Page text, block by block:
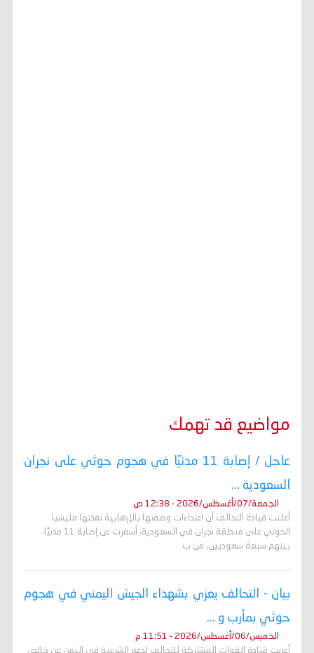
مواضيع قد تهمك
عاجل / إصابة 11 مدنيًا في هجوم حوثي على نجران
السعودية ...
الجمعة/07/أغسطس/2026 - 12:38 ص
أعلنت قيادة التحالف أن اعتداءات وصفتها بالإرهابية نفذتها مليشيا
الحوثي على منطقة نجران في السعودية، أسفرت عن إصابة 11 مدنيًا،
بينهم سبعة سعوديين، من ب
بيان - التحالف يعزي بشهداء الجيش اليمني في هجوم
حوثي بمأرب و ...
الخميس/06/أغسطس/2026 - 11:51 م
أعربت قيادة القوات المشتركة للتحالف لدعم الشرعية في اليمن عن خالص